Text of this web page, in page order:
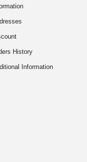
History
Information